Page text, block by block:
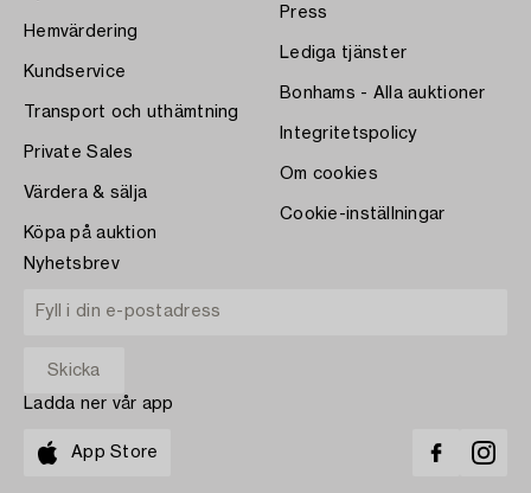
Hemvärdering
Kundservice
Transport och uthämtning
Private Sales
Värdera & sälja
Köpa på auktion
Press
Lediga tjänster
Bonhams - Alla auktioner
Integritetspolicy
Om cookies
Cookie-inställningar
Nyhetsbrev
Ladda ner vår app
App Store